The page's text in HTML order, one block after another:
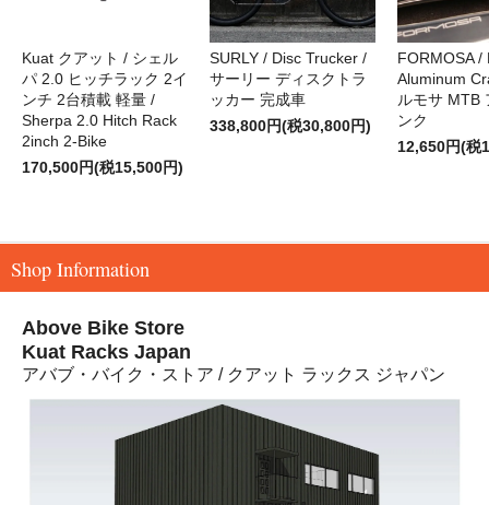
Kuat クアット / シェル
パ 2.0 ヒッチラック 2イ
ンチ 2台積載 軽量 /
Sherpa 2.0 Hitch Rack
2inch 2-Bike
170,500円(税15,500円)
SURLY / Disc Trucker /
サーリー ディスクトラ
ッカー 完成車
338,800円(税30,800円)
FORMOSA /
Aluminum
ルモサ MTB
ンク
12,650円(税
Shop Information
Above Bike Store
Kuat Racks Japan
アバブ・バイク・ストア / クアット ラックス ジャパン